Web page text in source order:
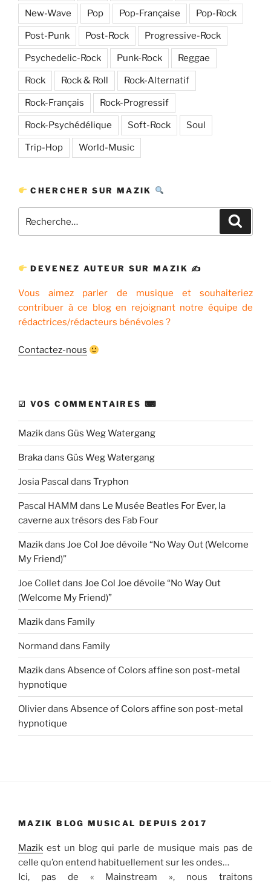
New-Wave Pop Pop-Française Pop-Rock
Post-Punk Post-Rock Progressive-Rock
Psychedelic-Rock Punk-Rock Reggae
Rock Rock & Roll Rock-Alternatif
Rock-Français Rock-Progressif
Rock-Psychédélique Soft-Rock Soul
Trip-Hop World-Music
CHERCHER SUR MAZIK
pour
DEVENEZ AUTEUR SUR MAZIK ✍
Vous aimez parler de musique et souhaiteriez
contribuer à ce blog en rejoignant notre équipe de
rédactrices/rédacteurs bénévoles ?
Contactez-nous
☑ VOS COMMENTAIRES ⌨
Mazikdans Güs Weg Watergang
Brakadans Güs Weg Watergang
Josia Pascal dans Tryphon
Pascal HAMM dans Le Musée Beatles For Ever, la
caverne aux trésors des Fab Four
Mazikdans Joe Col Joe dévoile “No Way Out (Welcome
My Friend)”
Joe Colletdans Joe Col Joe dévoile “No Way Out
(Welcome My Friend)”
Mazikdans Family
Normand dans Family
Mazikdans Absence of Colors affine son post-metal
hypnotique
Olivierdans Absence of Colors affine son post-metal
hypnotique
MAZIK BLOG MUSICAL DEPUIS 2017
Mazik est un blog qui parle de musique mais pas de
celle qu’on entend habituellement sur les ondes…
Ici, pas de « Mainstream », nous traitons